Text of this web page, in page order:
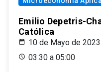
Emilio Depetris-
Católica
10 de Mayo de 2023
03:30 a 05:00